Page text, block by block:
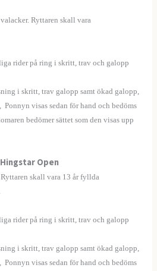
Ryttaren skall vara
rider på ring i skritt, trav och galopp
i skritt, trav galopp samt ökad galopp,
Ponnyn visas sedan för hand och bedöms
bedömer sättet som den visas upp
Open
skall vara 13 år fyllda
rider på ring i skritt, trav och galopp
i skritt, trav galopp samt ökad galopp,
Ponnyn visas sedan för hand och bedöms